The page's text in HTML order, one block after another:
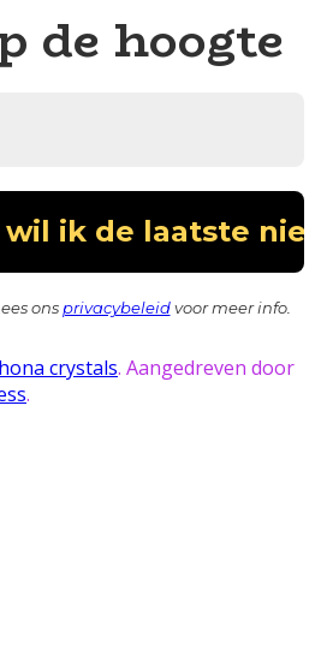
de hoogte
ons privacybeleidvoor meer info.
crystals. Aangedreven door
.